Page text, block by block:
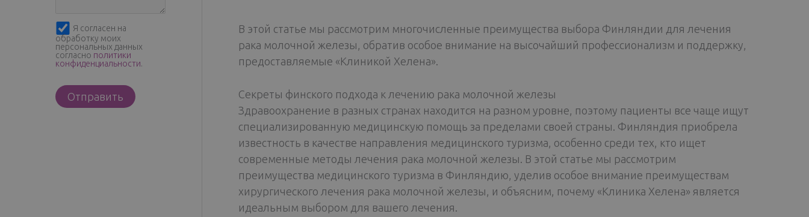
Я согласен на
обработку моих
персональных данных
согласно политики
конфиденциальности.
В этой статье мы рассмотрим многочисленные преимущества выбора Финляндии для лечения
рака молочной железы, обратив особое внимание на высочайший профессионализм и поддержку,
предоставляемые «Клиникой Хелена».
Секреты финского подхода к лечению рака молочной железы
Здравоохранение в разных странах находится на разном уровне, поэтому пациенты все чаще ищут
специализированную медицинскую помощь за пределами своей страны. Финляндия приобрела
известность в качестве направления медицинского туризма, особенно среди тех, кто ищет
современные методы лечения рака молочной железы. В этой статье мы рассмотрим
преимущества медицинского туризма в Финляндию, уделив особое внимание преимуществам
хирургического лечения рака молочной железы, и объясним, почему «Клиника Хелена» является
идеальным выбором для вашего лечения.